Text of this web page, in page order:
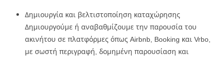
Δημιουργία και βελτιστοποίηση καταχώρησης
Δημιουργούμε ή αναβαθμίζουμε την παρουσία του
ακινήτου σε πλατφόρμες όπως Airbnb, Booking και Vrbo,
με σωστή περιγραφή, δομημένη παρουσίαση και